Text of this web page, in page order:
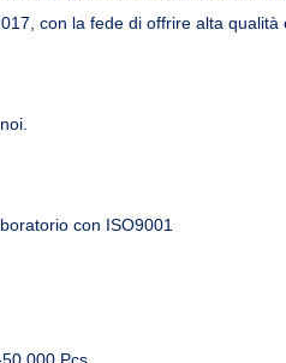
con la fede di offrire alta
con ISO9001